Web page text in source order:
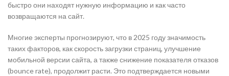
быстро они находят нужную информацию и как часто
возвращаются на сайт.
Многие эксперты прогнозируют, что в 2025 году значимость
таких факторов, как скорость загрузки страниц, улучшение
мобильной версии сайта, а также снижение показателя отказов
(bounce rate), продолжит расти. Это подтверждается новыми